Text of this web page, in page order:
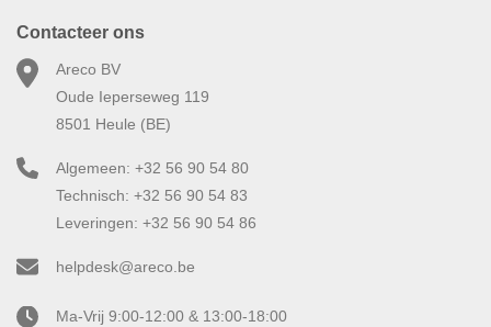
Contacteer ons
Areco BV
Oude Ieperseweg 119
8501 Heule (BE)
Algemeen: +32 56 90 54 80
Technisch: +32 56 90 54 83
Leveringen: +32 56 90 54 86
helpdesk@areco.be
Ma-Vrij 9:00-12:00 & 13:00-18:00